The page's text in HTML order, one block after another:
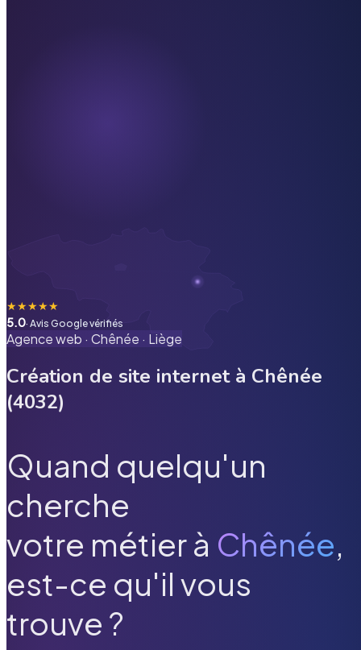
★★★★★
5.0· Avis Google vérifiés
Agence web · Chênée · Liège
Création de site internet à Chênée
(4032)
Quand quelqu'un
cherche
votre métier à Chênée,
est-ce qu'il vous
trouve ?